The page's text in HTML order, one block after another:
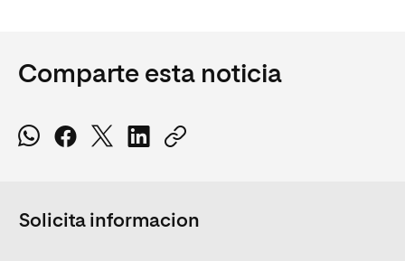
Comparte esta noticia
Solicita informacion